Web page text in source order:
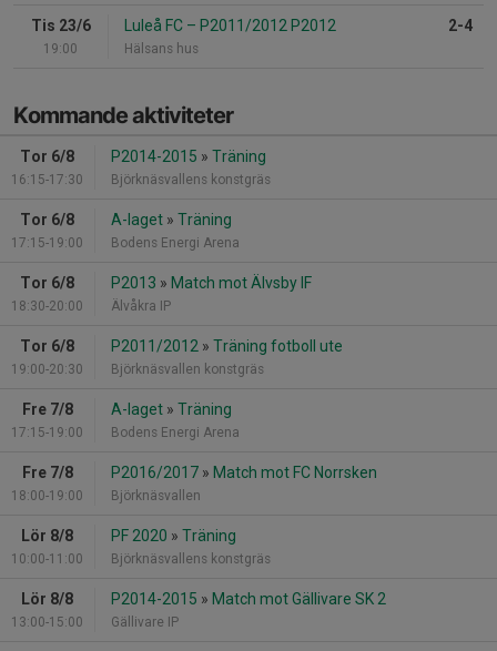
Tis 23/6
19:00
Luleå FC – P2011/2012 P2012
Hälsans hus
2-4
Kommande aktiviteter
Tor 6/8
16:15-17:30
P2014-2015 » Träning
Björknäsvallens konstgräs
Tor 6/8
17:15-19:00
A-laget » Träning
Bodens Energi Arena
Tor 6/8
18:30-20:00
P2013 » Match mot Älvsby IF
Älvåkra IP
Tor 6/8
19:00-20:30
P2011/2012 » Träning fotboll ute
Björknäsvallen konstgräs
Fre 7/8
17:15-19:00
A-laget » Träning
Bodens Energi Arena
Fre 7/8
18:00-19:00
P2016/2017 » Match mot FC Norrsken
Björknäsvallen
Lör 8/8
10:00-11:00
PF 2020 » Träning
Björknäsvallens konstgräs
Lör 8/8
13:00-15:00
P2014-2015 » Match mot Gällivare SK 2
Gällivare IP